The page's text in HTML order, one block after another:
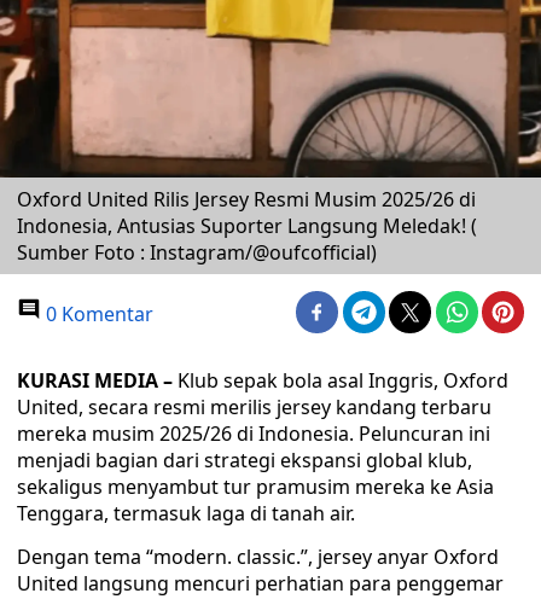
Oxford United Rilis Jersey Resmi Musim 2025/26 di
Indonesia, Antusias Suporter Langsung Meledak! (
Sumber Foto : Instagram/@oufcofficial)
0 Komentar
KURASI MEDIA – Klub sepak bola asal Inggris, Oxford
United, secara resmi merilis jersey kandang terbaru
mereka musim 2025/26 di Indonesia. Peluncuran ini
menjadi bagian dari strategi ekspansi global klub,
sekaligus menyambut tur pramusim mereka ke Asia
Tenggara, termasuk laga di tanah air.
Dengan tema “modern. classic.”, jersey anyar Oxford
United langsung mencuri perhatian para penggemar